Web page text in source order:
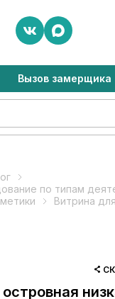
Вызов замерщика
по типам
Витрина